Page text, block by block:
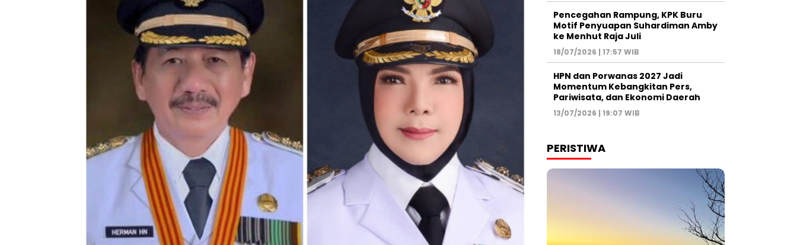
Pencegahan Rampung, KPK Buru
Motif Penyuapan Suhardiman Amby
ke Menhut Raja Juli
18/07/2026 | 17:57 WIB
HPN dan Porwanas 2027 Jadi
Momentum Kebangkitan Pers,
Pariwisata, dan Ekonomi Daerah
13/07/2026 | 19:07 WIB
PERISTIWA